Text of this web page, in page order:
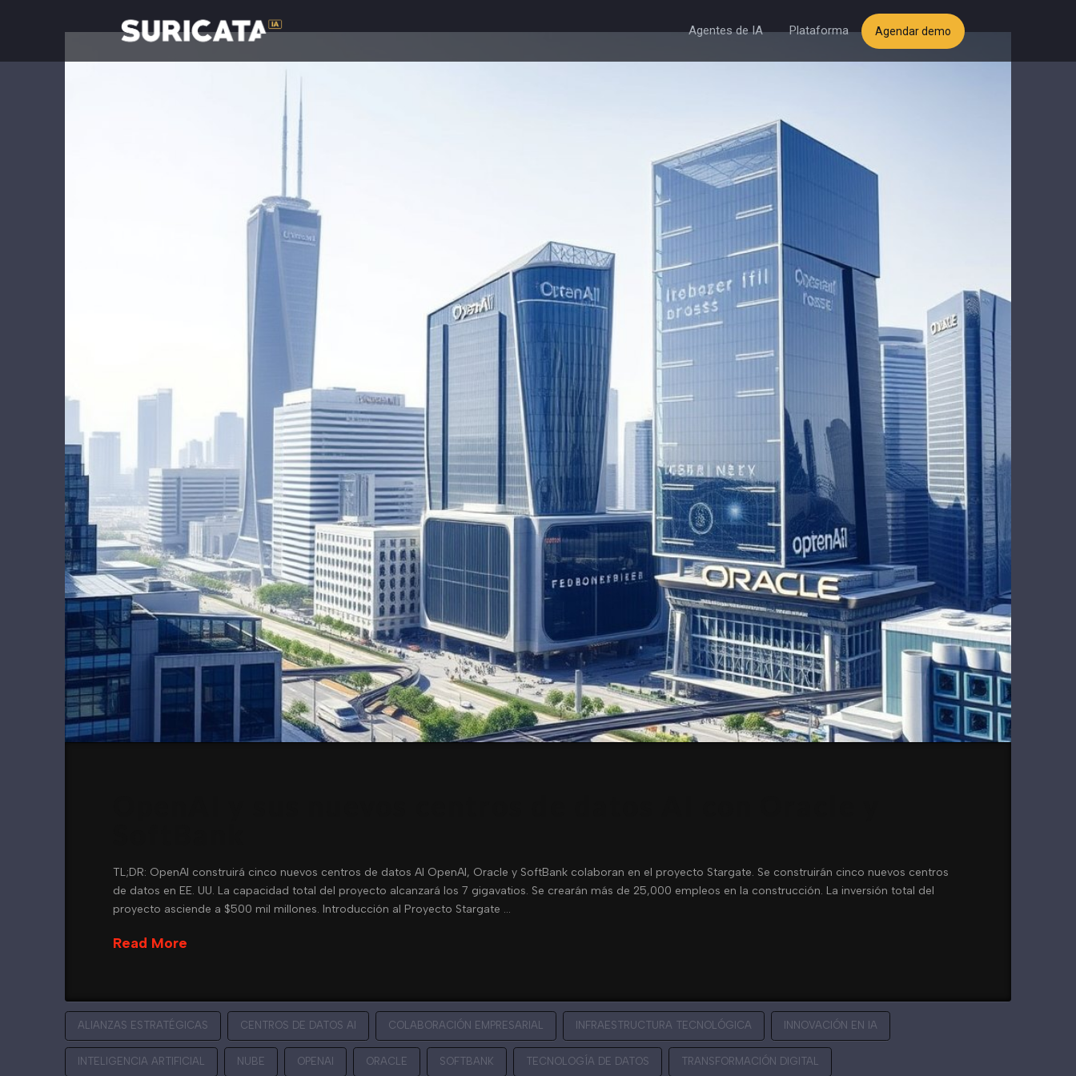
Agentes de IA Plataforma Agendar demo
TL;DR: OpenAI construirá cinco nuevos centros de datos AI OpenAI, Oracle y SoftBank colaboran en el proyecto Stargate. Se construirán cinco nuevos centros
de datos en EE. UU. La capacidad total del proyecto alcanzará los 7 gigavatios. Se crearán más de 25,000 empleos en la construcción. La inversión total del
proyecto asciende a $500 mil millones. Introducción al Proyecto Stargate …
Read More
ALIANZAS ESTRATÉGICAS CENTROS DE DATOS AI COLABORACIÓN EMPRESARIAL INFRAESTRUCTURA TECNOLÓGICA INNOVACIÓN EN IA
INTELIGENCIA ARTIFICIAL NUBE OPENAI ORACLE SOFTBANK TECNOLOGÍA DE DATOS TRANSFORMACIÓN DIGITAL